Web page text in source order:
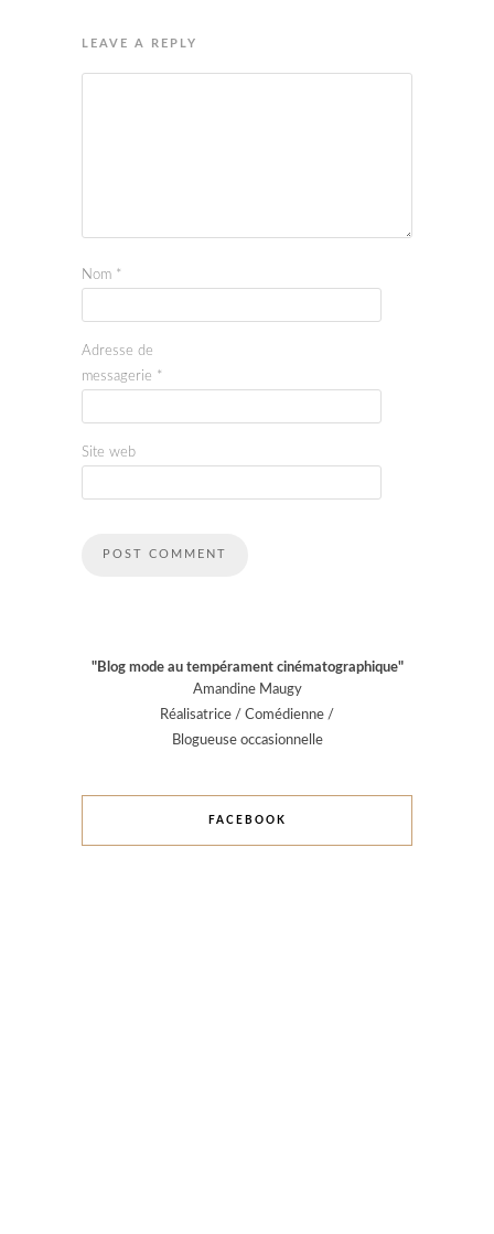
LEAVE A REPLY
Nom *
Adresse de
messagerie *
Site web
"Blog mode au tempérament cinématographique"
Amandine Maugy
Réalisatrice / Comédienne /
Blogueuse occasionnelle
FACEBOOK